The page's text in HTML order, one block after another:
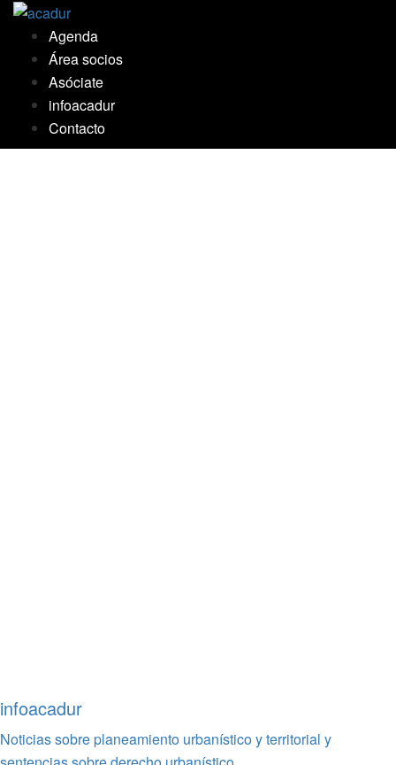
Saltar
contenido
Agenda
Área socios
Asóciate
infoacadur
Contacto
infoacadur
Noticias sobre planeamiento urbanístico y territorial y